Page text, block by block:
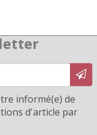
informé(e) de
d'article par